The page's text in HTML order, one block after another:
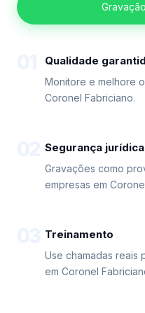
Qualidade
Monitore e melhore
Coronel Fabriciano.
Segurança jurídica
Gravações como
empresas em
Treinamento
Use chamadas reais
em Coronel